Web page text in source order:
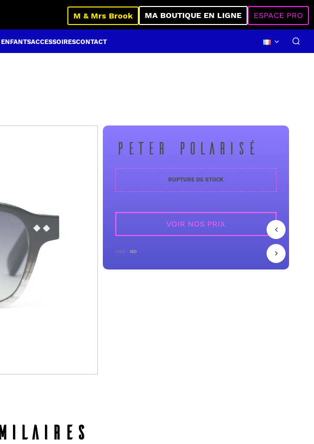
M & Mrs Brook MA BOUTIQUE EN LIGNE ESPACE PRO
ACCESSOIRESCONTACT
PETER POLARISÉ
VOIR NOS PRIX
RUPTURE DE STOCK
UGS : ND